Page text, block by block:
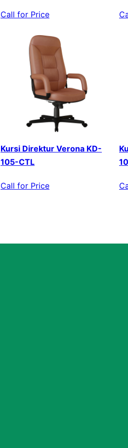
Call for Price
Kursi Direktur Verona KD-
105-CTL
Call for Price